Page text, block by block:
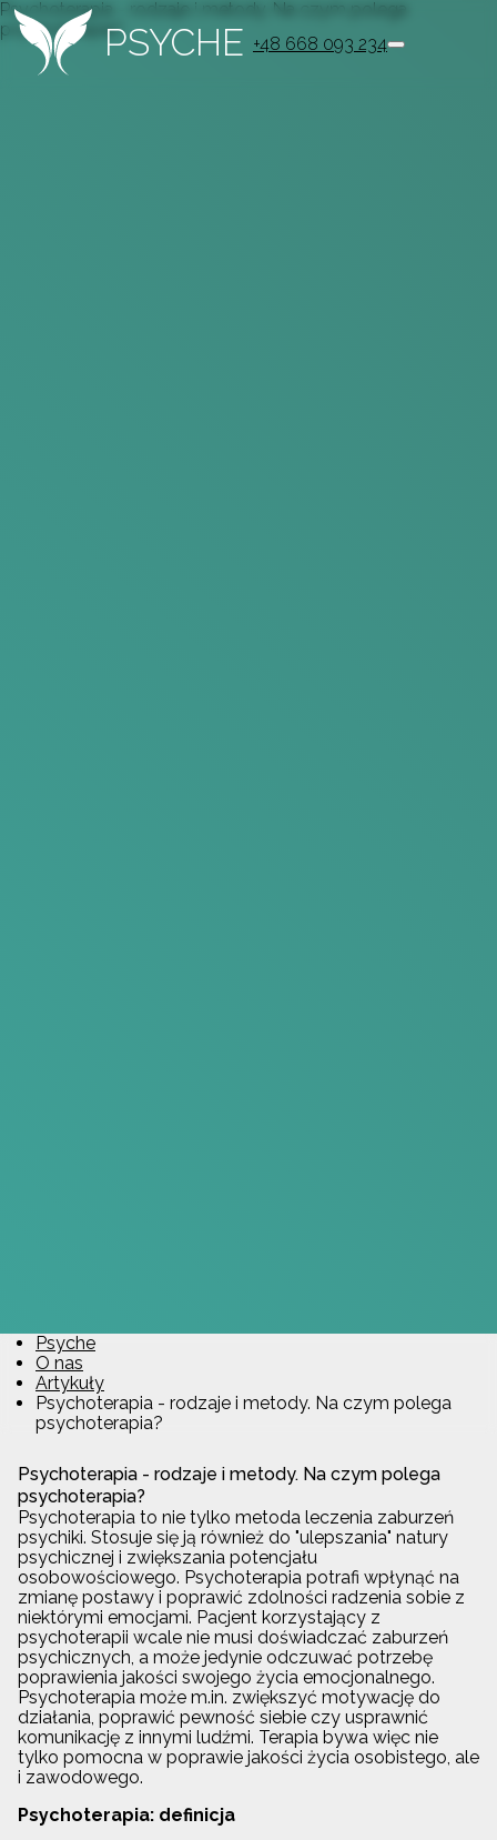
PSYCHE +48 668 093 234
Psychoterapia - rodzaje i metody. Na czym polega
psychoterapia?
Psyche
O nas
Artykuły
Psychoterapia - rodzaje i metody. Na czym polega
psychoterapia?
Psychoterapia - rodzaje i metody. Na czym polega
psychoterapia?
Psychoterapia to nie tylko metoda leczenia zaburzeń
psychiki. Stosuje się ją również do "ulepszania" natury
psychicznej i zwiększania potencjału
osobowościowego. Psychoterapia potrafi wpłynąć na
zmianę postawy i poprawić zdolności radzenia sobie z
niektórymi emocjami. Pacjent korzystający z
psychoterapii wcale nie musi doświadczać zaburzeń
psychicznych, a może jedynie odczuwać potrzebę
poprawienia jakości swojego życia emocjonalnego.
Psychoterapia może m.in. zwiększyć motywację do
działania, poprawić pewność siebie czy usprawnić
komunikację z innymi ludźmi. Terapia bywa więc nie
tylko pomocna w poprawie jakości życia osobistego, ale
i zawodowego.
Psychoterapia: definicja